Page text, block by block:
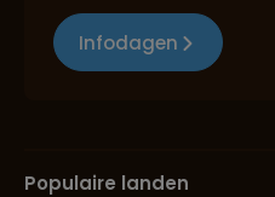
Infodagen
Populaire landen